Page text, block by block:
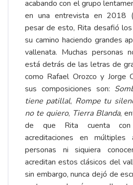
acabando con el grupo
en una entrevista en 2018
pesar de esto, Rita desafió
su camino haciendo grandes
vallenata. Muchas personas
está detrás de las letras de
como Rafael Orozco y Jorge
sus composiciones son:
tiene patillal, Rompe tu
no te quiero, Tierra Blanda,
de que Rita cuenta
acreditaciones en múltiples
personas ni siquiera
acreditan estos clásicos del
sin embargo, nunca dejó de